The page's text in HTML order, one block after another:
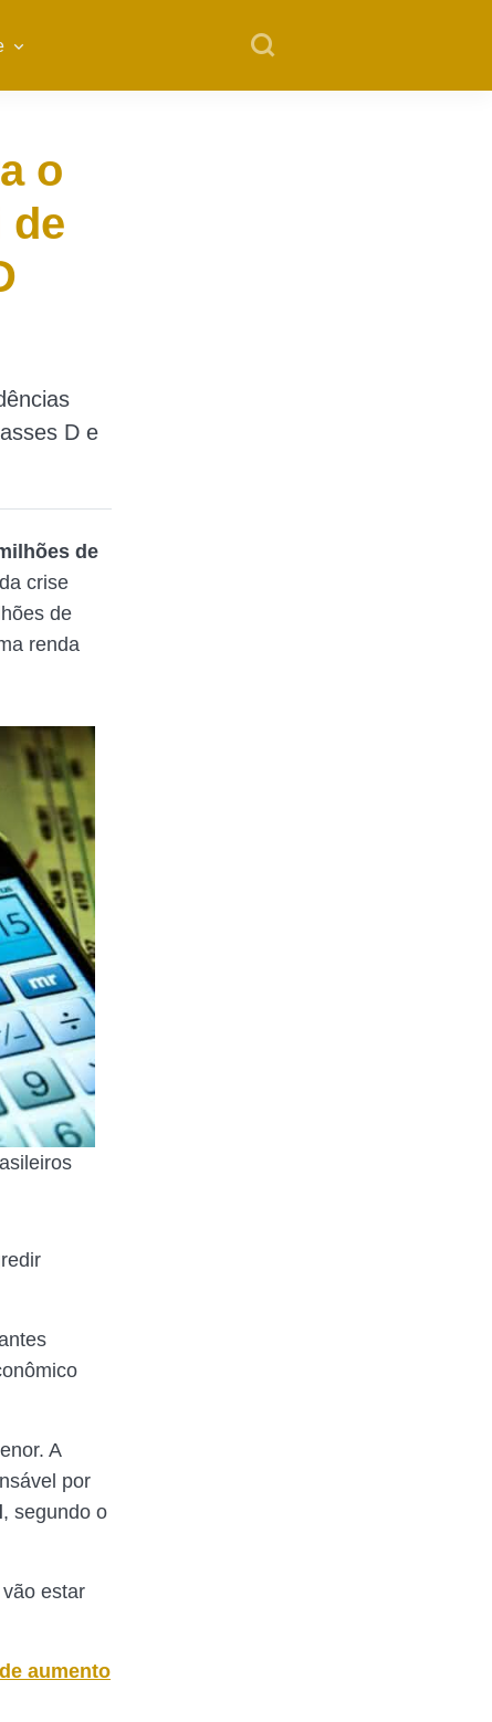
o
de
D e
de
crise
de
renda
A
por
, segundo o
estar
aumento